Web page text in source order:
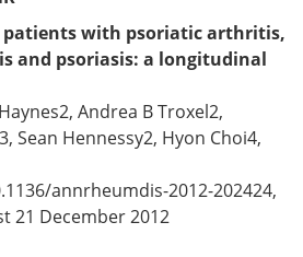
with psoriatic arthritis,
and psoriasis: a longitudinal
Andrea B Troxel2,
Sean Hennessy2, Hyon Choi4,
annrheumdis-2012-202424,
21 December 2012